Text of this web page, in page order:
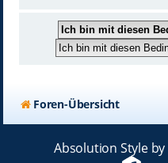
Foren-Übersicht
Absolution Style by